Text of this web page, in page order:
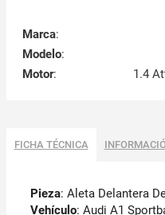
Marca:
Modelo:
Motor: 1.4
FICHA TÉCNICA
Pieza: Aleta Delantera
Vehículo: Audi A1